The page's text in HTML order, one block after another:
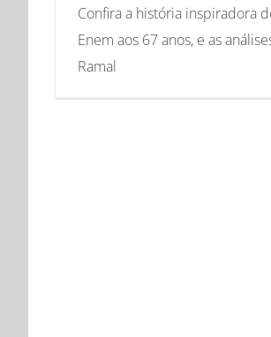
Confira a história inspiradora
Enem aos 67 anos, e as
Ramal